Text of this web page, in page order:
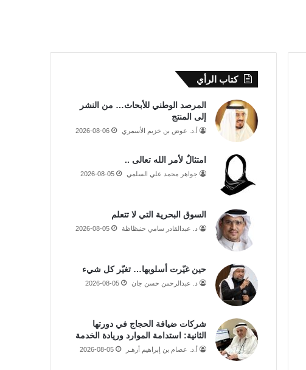
كتاب الرأي
المرصد الوطني للأبحاث… من النشر
إلى المنتج
أ.د. عوض بن خزيم الأسمري 2026-08-06
امتثالٌ لأمر الله تعالى ..
جواهر محمد علي السلمي 2026-08-05
السوق البحرية التي لا تتعلم
د. عبدالقادر سامي حنبظاظة 2026-08-05
حين غيّرت أسلوبها… تغيّر كل شيء
د. عبدالرحمن حسن جان 2026-08-05
شركات ضيافة الحجاج في دورتها
الثانية: استدامة الموارد وريادة الخدمة
أ.د. عصام بن إبراهيم أزهـر 2026-08-05